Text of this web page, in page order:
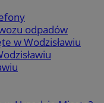
odpadów
w Wodzisławiu